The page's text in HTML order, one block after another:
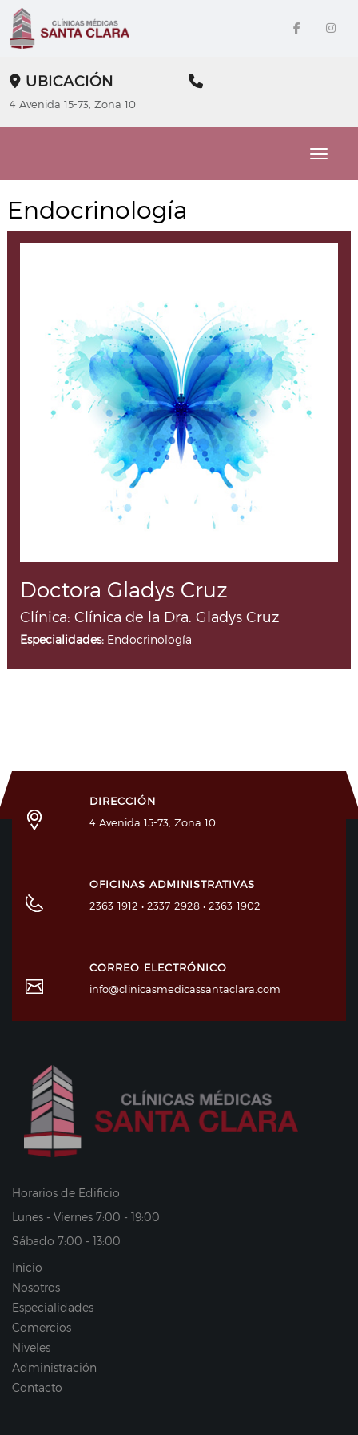
UBICACIÓN
4 Avenida 15-73, Zona 10
Endocrinología
Doctora Gladys Cruz
Clínica: Clínica de la Dra. Gladys Cruz
Especialidades: Endocrinología
DIRECCIÓN
4 Avenida 15-73, Zona 10
OFICINAS ADMINISTRATIVAS
2363-1912 • 2337-2928 • 2363-1902
CORREO ELECTRÓNICO
info@clinicasmedicassantaclara.com
Horarios de Edificio
Lunes - Viernes 7:00 - 19:00
Sábado 7:00 - 13:00
Inicio
Nosotros
Especialidades
Comercios
Niveles
Administración
Contacto